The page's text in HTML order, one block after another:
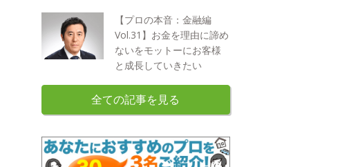
【プロの本音：金融編
Vol.31】お金を理由に諦め
ないをモットーにお客様
と成長していきたい
全ての記事を見る